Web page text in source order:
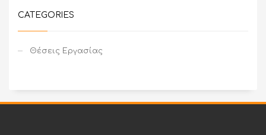
CATEGORIES
Θέσεις Εργασίας